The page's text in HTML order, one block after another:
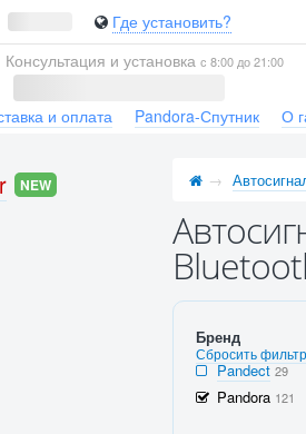
Где установить?
Консультация и установка с 8:00 до 21:00
и оплата Pandora-Спутник О
Бренд
Сбросить фильтр
Pandect 29
Pandora 121
NEW